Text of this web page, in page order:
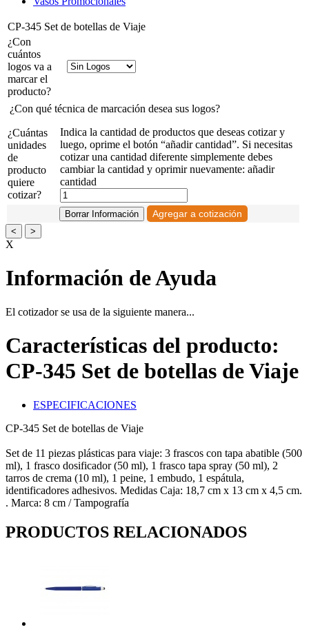
CP-345 Set de botellas de Viaje
¿Con
cuántos
logos va a
marcar el
producto?
¿Con qué técnica de marcación desea sus logos?
¿Cuántas
unidades
de
producto
quiere
cotizar?
Indica la cantidad de productos que deseas cotizar y
luego, oprime el botón “añadir cantidad”. Si necesitas
cotizar una cantidad diferente simplemente debes
cambiar la cantidad y oprimir nuevamente: añadir
cantidad
< >
X
Información de Ayuda
El cotizador se usa de la siguiente manera...
Características del producto:
CP-345 Set de botellas de Viaje
ESPECIFICACIONES
CP-345 Set de botellas de Viaje
Set de 11 piezas plásticas para viaje: 3 frascos con tapa abatible (500
ml), 1 frasco dosificador (50 ml), 1 frasco tapa spray (50 ml), 2
tarros de crema (10 ml), 1 peine, 1 embudo, 1 espátula,
identificadores adhesivos. Medidas Caja: 18,7 cm x 13 cm x 4,5 cm.
. Marca: 8 cm / Tampografía
PRODUCTOS RELACIONADOS